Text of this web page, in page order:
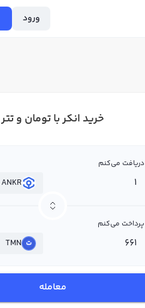
ورود
خرید انکر با تومان و تتر
دریافت می‌کنم
ANKR
پرداخت می‌کنم
TMN
معامله